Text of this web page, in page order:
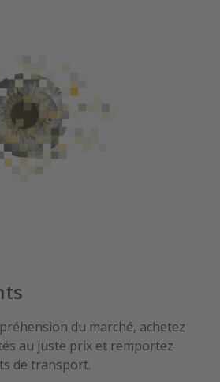
du marché, achetez
au juste prix et remportez
de transport.